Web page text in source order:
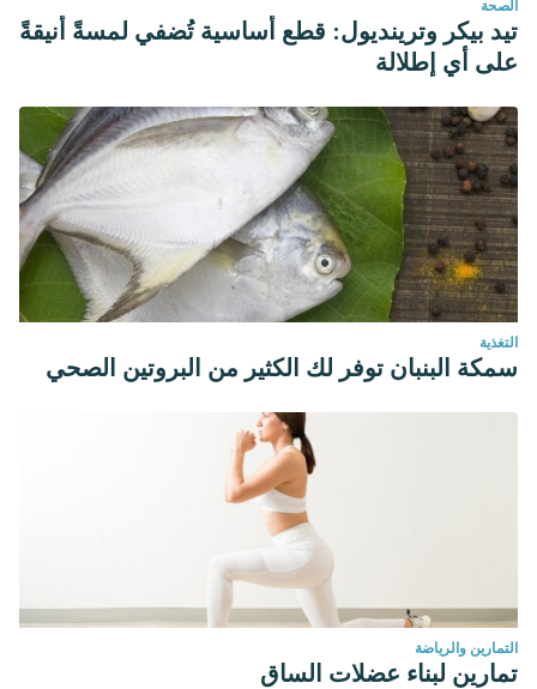
الصحة
تيد بيكر وترينديول: قطع أساسية تُضفي لمسةً أنيقةً
على أي إطلالة
التغذية
سمكة البنبان توفر لك الكثير من البروتين الصحي
التمارين والرياضة
تمارين لبناء عضلات الساق